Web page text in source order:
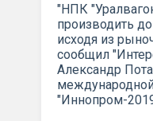
"НПК
производить
исходя из
сообщил
Александр
"Иннопром-